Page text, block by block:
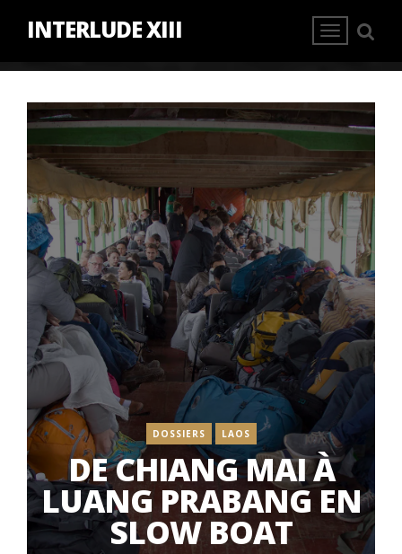
INTERLUDE XIII
DOSSIERS LAOS
DE CHIANG MAI À
LUANG PRABANG EN
SLOW BOAT